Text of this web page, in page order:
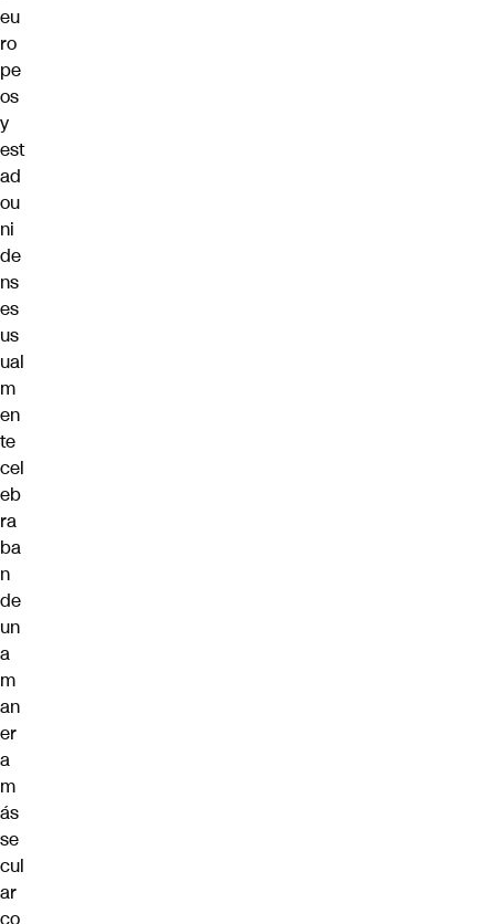
eu
ro
pe
os
y
est
ad
ou
ni
de
ns
es
us
ual
m
en
te
cel
eb
ra
ba
n
de
un
a
m
an
er
a
m
ás
se
cul
ar
co